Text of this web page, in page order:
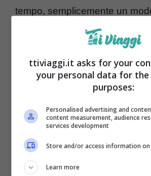
tempo, semplicemente un
spendere soldi inutilmente
sostanze positive le potremmo
tramite una corretta
idratazione. Ma ci sono anche
buon modo per sentirsi meglio
nostre mancanze e tutto ciò
riusciamo a fare con il cibo.
ttiviaggi.it asks for your
your personal data for
purposes:
Personalised advertising and
content measurement, audience
services development
Store and/or access information on
Learn more